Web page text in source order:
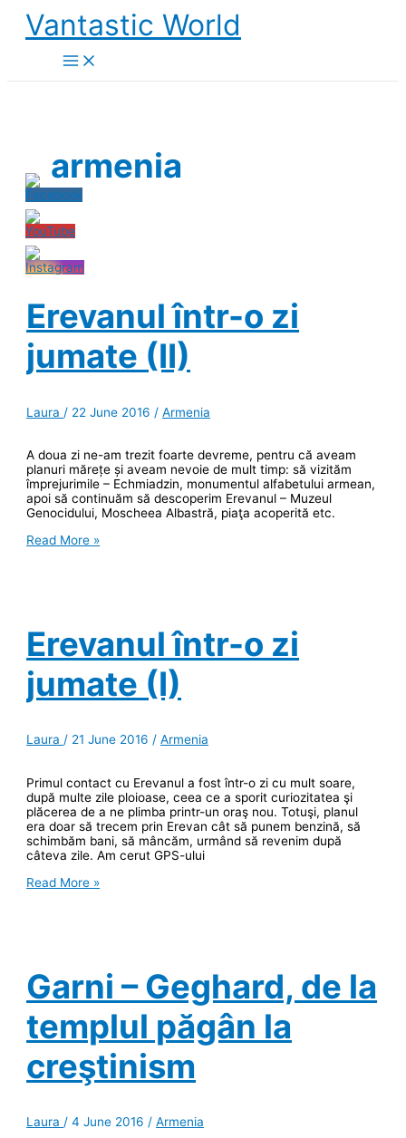
Skip
content
Vantastic World
armenia
Erevanul într-o zi
jumate (II)
Laura / 22 June 2016 /Armenia
A doua zi ne-am trezit foarte devreme, pentru că aveam
planuri mărețe și aveam nevoie de mult timp: să vizităm
împrejurimile – Echmiadzin, monumentul alfabetului armean,
apoi să continuăm să descoperim Erevanul – Muzeul
Genocidului, Moscheea Albastră, piaţa acoperită etc.
Erevanul
Read More »
Erevanul într-o zi
jumate (I)
Laura/ 21 June 2016/Armenia
Primul contact cu Erevanul a fost într-o zi cu mult soare,
după multe zile ploioase, ceea ce a sporit curiozitatea şi
plăcerea de a ne plimba printr-un oraş nou. Totuşi, planul
era doar să trecem prin Erevan cât să punem benzină, să
schimbăm bani, să mâncăm, urmând să revenim după
câteva zile. Am cerut GPS-ului
Erevanul
Read More »
Garni – Geghard, de la
templul păgân la
creştinism
Laura /4 June 2016 /Armenia